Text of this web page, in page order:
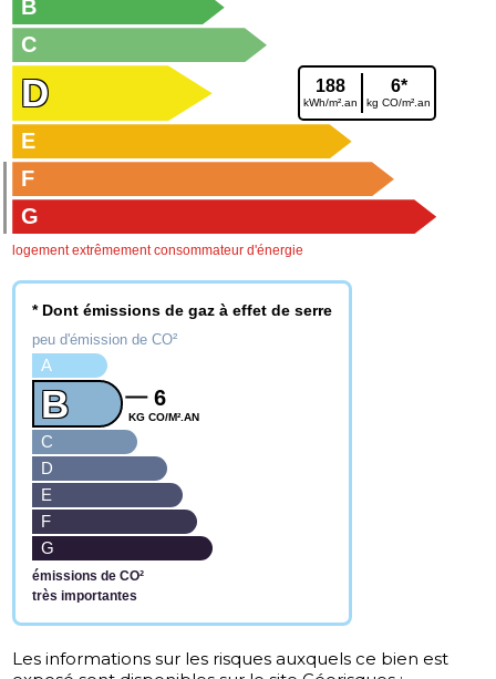
B
C
188
kWh/m².an
6*
kg CO/m².an
D
E
F
G
logement extrêmement consommateur d'énergie
* Dont émissions de gaz à effet de serre
peu d'émission de CO²
A
6
KG CO/M².AN
B
C
D
E
F
G
émissions de CO²
très importantes